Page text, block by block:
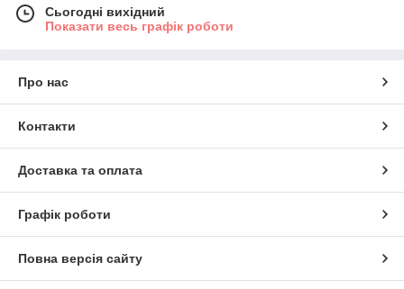
Сьогодні вихідний
Показати весь графік роботи
Про нас
Контакти
Доставка та оплата
Графік роботи
Повна версія сайту